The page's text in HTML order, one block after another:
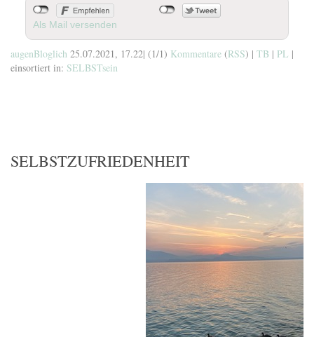
Als Mail versenden
augenBloglich 25.07.2021, 17.22| (1/1) Kommentare (RSS) | TB | PL |
einsortiert in: SELBSTsein
SELBSTZUFRIEDENHEIT